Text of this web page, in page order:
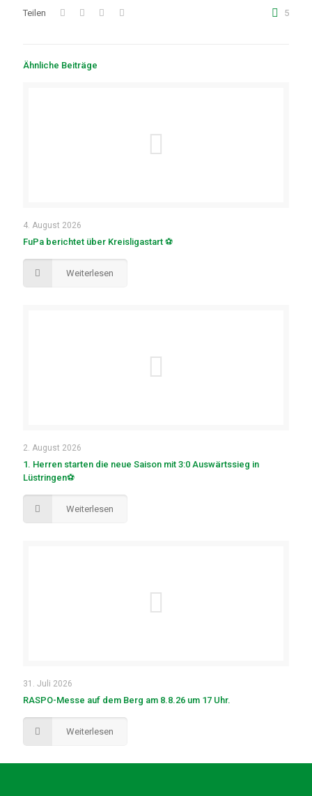
Teilen 5
Ähnliche Beiträge
4. August 2026
FuPa berichtet über Kreisligastart ⚽
Weiterlesen
2. August 2026
1. Herren starten die neue Saison mit 3:0 Auswärtssieg in
Lüstringen⚽
Weiterlesen
31. Juli 2026
RASPO-Messe auf dem Berg am 8.8.26 um 17 Uhr.
Weiterlesen